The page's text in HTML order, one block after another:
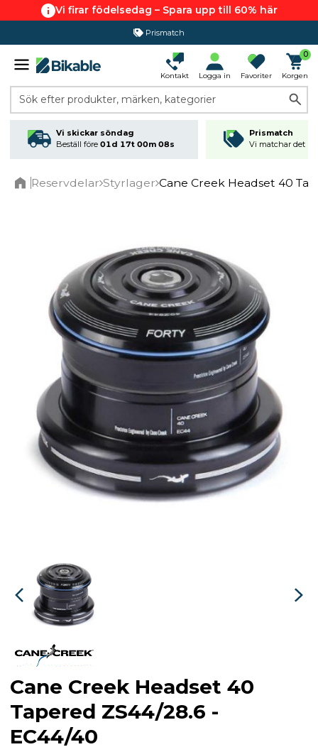
Vi firar födelsedag – Spara upp till 60% här
Prismatch
Kontakt Logga in Favoriter
0
Korgen
Sök efter produkter, märken, kategorier
Vi skickar söndag
Beställ före 01d 17t 00m 08s
Prismatch
Vi matchar det
Reservdelar Styrlager Cane Creek Headset 40
Cane Creek Headset 40
Tapered ZS44/28.6 -
EC44/40